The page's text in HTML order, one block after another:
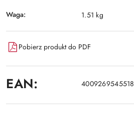
Waga: 1.51 kg
Pobierz produkt do PDF
EAN: 4009269545518